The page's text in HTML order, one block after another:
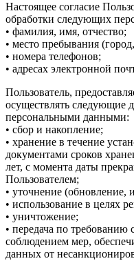
Настоящее согласие
обработки следующих
• фамилия, имя, отчество;
• место пребывания
• номера телефонов;
• адресах электронной
Пользователь,
осуществлять следующие
персональными данными:
• сбор и накопление;
• хранение в течение
документами сроков
лет, с момента даты
Пользователем;
• уточнение (обновление,
• использование в целях
• уничтожение;
• передача по требованию
соблюдением мер,
данных от